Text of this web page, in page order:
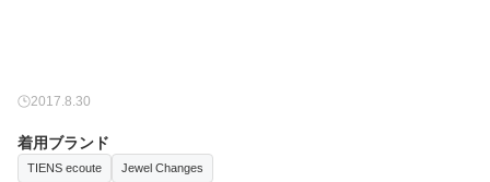
2017.8.30
着用ブランド
TIENS ecoute Jewel Changes